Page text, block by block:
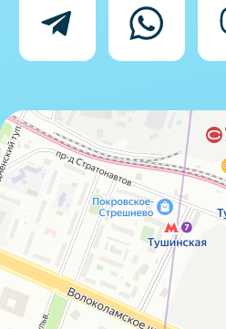
Политика конфиденциальности
Согласие на обработку
данных